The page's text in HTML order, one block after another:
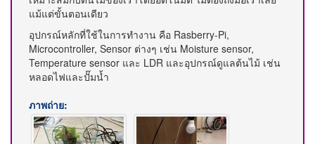
แม้แต่ขั้นตอนเดียว
อุปกรณ์หลักที่ใช้ในการทำงาน คือ Rasberry-Pi,
Microcontroller, Sensor ต่างๆ เช่น Moisture sensor,
Temperature sensor และ LDR และอุปกรณ์ดูแลต้นไม้ เช่น
หลอดไฟและปั๊มน้ำ
ภาพถ่าย: